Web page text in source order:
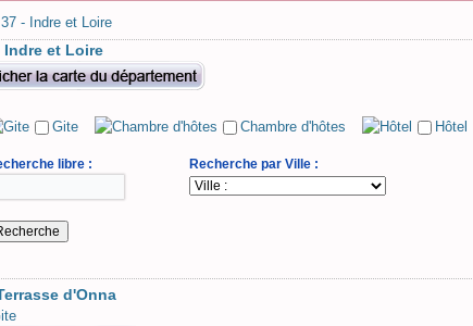
37 - Indre et Loire
Indre et Loire
Gite Chambre d'hôtes Hôtel
libre : Recherche par Ville :
d'Onna